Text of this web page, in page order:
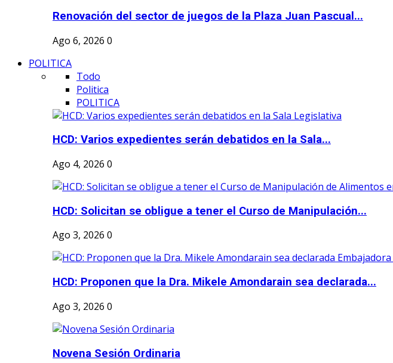
Renovación del sector de juegos de la Plaza Juan Pascual...
Ago 6, 2026 0
POLITICA
Todo
Politica
POLITICA
HCD: Varios expedientes serán debatidos en la Sala...
Ago 4, 2026 0
HCD: Solicitan se obligue a tener el Curso de Manipulación...
Ago 3, 2026 0
HCD: Proponen que la Dra. Mikele Amondarain sea declarada...
Ago 3, 2026 0
Novena Sesión Ordinaria